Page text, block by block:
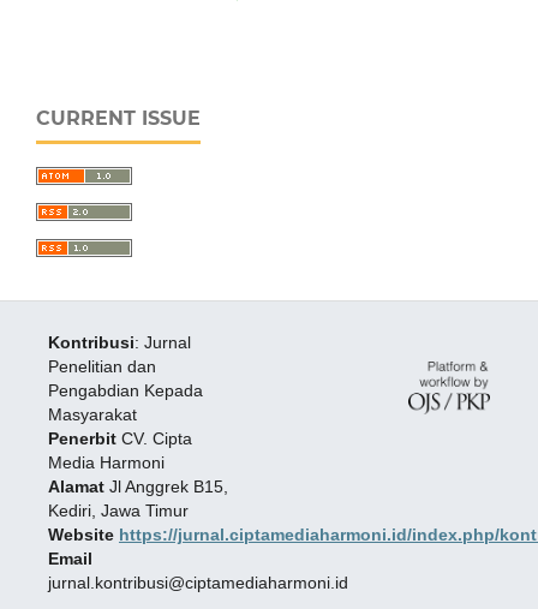
CURRENT ISSUE
Kontribusi: Jurnal
Penelitian dan
Pengabdian Kepada
Masyarakat
PenerbitCV. Cipta
Media Harmoni
AlamatJl Anggrek B15,
Kediri, Jawa Timur
Website https://jurnal.ciptamediaharmoni.id/index.php/
Email
jurnal.kontribusi@ciptamediaharmoni.id